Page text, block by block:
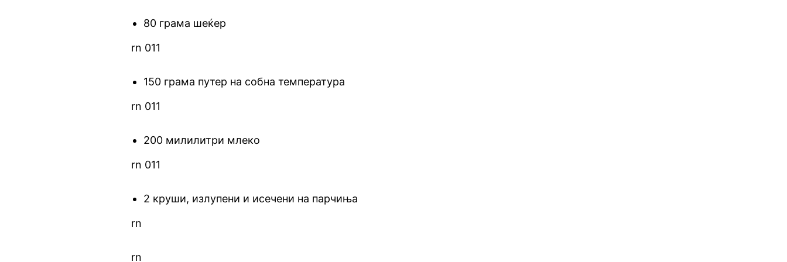
80 грама шеќер
rn 011
150 грама путер на собна температура
rn 011
200 милилитри млеко
rn 011
2 круши, излупени и исечени на парчиња
rn
rn